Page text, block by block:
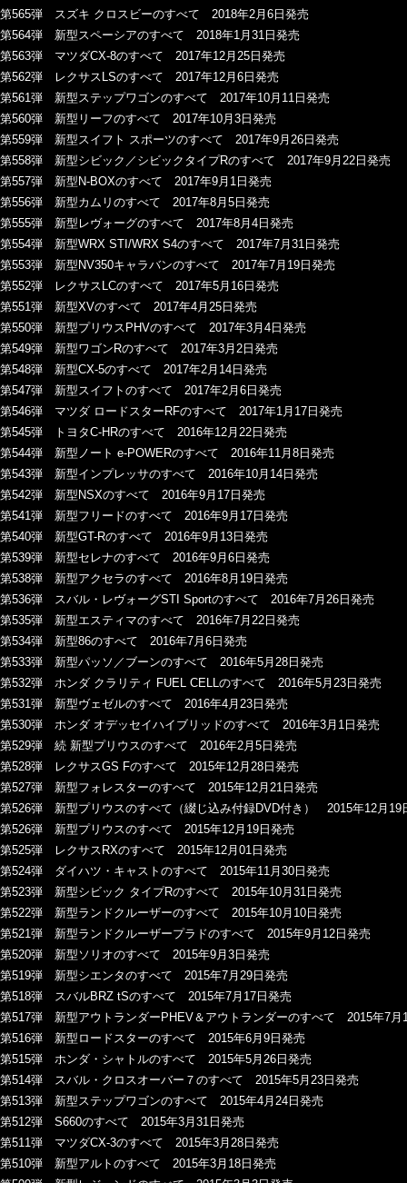
第565弾 スズキ クロスビーのすべて 2018年2月6日発売
第564弾 新型スペーシアのすべて 2018年1月31日発売
第563弾 マツダCX-8のすべて 2017年12月25日発売
第562弾 レクサスLSのすべて 2017年12月6日発売
第561弾 新型ステップワゴンのすべて 2017年10月11日発売
第560弾 新型リーフのすべて 2017年10月3日発売
第559弾 新型スイフト スポーツのすべて 2017年9月26日発売
第558弾 新型シビック／シビックタイプRのすべて 2017年9月22日発売
第557弾 新型N-BOXのすべて 2017年9月1日発売
第556弾 新型カムリのすべて 2017年8月5日発売
第555弾 新型レヴォーグのすべて 2017年8月4日発売
第554弾 新型WRX STI/WRX S4のすべて 2017年7月31日発売
第553弾 新型NV350キャラバンのすべて 2017年7月19日発売
第552弾 レクサスLCのすべて 2017年5月16日発売
第551弾 新型XVのすべて 2017年4月25日発売
第550弾 新型プリウスPHVのすべて 2017年3月4日発売
第549弾 新型ワゴンRのすべて 2017年3月2日発売
第548弾 新型CX-5のすべて 2017年2月14日発売
第547弾 新型スイフトのすべて 2017年2月6日発売
第546弾 マツダ ロードスターRFのすべて 2017年1月17日発売
第545弾 トヨタC-HRのすべて 2016年12月22日発売
第544弾 新型ノート e-POWERのすべて 2016年11月8日発売
第543弾 新型インプレッサのすべて 2016年10月14日発売
第542弾 新型NSXのすべて 2016年9月17日発売
第541弾 新型フリードのすべて 2016年9月17日発売
第540弾 新型GT-Rのすべて 2016年9月13日発売
第539弾 新型セレナのすべて 2016年9月6日発売
第538弾 新型アクセラのすべて 2016年8月19日発売
第536弾 スバル・レヴォーグSTI Sportのすべて 2016年7月26日発売
第535弾 新型エスティマのすべて 2016年7月22日発売
第534弾 新型86のすべて 2016年7月6日発売
第533弾 新型パッソ／ブーンのすべて 2016年5月28日発売
第532弾 ホンダ クラリティ FUEL CELLのすべて 2016年5月23日発売
第531弾 新型ヴェゼルのすべて 2016年4月23日発売
第530弾 ホンダ オデッセイハイブリッドのすべて 2016年3月1日発売
第529弾 続 新型プリウスのすべて 2016年2月5日発売
第528弾 レクサスGS Fのすべて 2015年12月28日発売
第527弾 新型フォレスターのすべて 2015年12月21日発売
第526弾 新型プリウスのすべて（綴じ込み付録DVD付き） 2015年12月19
第526弾 新型プリウスのすべて 2015年12月19日発売
第525弾 レクサスRXのすべて 2015年12月01日発売
第524弾 ダイハツ・キャストのすべて 2015年11月30日発売
第523弾 新型シビック タイプRのすべて 2015年10月31日発売
第522弾 新型ランドクルーザーのすべて 2015年10月10日発売
第521弾 新型ランドクルーザープラドのすべて 2015年9月12日発売
第520弾 新型ソリオのすべて 2015年9月3日発売
第519弾 新型シエンタのすべて 2015年7月29日発売
第518弾 スバルBRZ tSのすべて 2015年7月17日発売
第517弾 新型アウトランダーPHEV＆アウトランダーのすべて 2015年7月
第516弾 新型ロードスターのすべて 2015年6月9日発売
第515弾 ホンダ・シャトルのすべて 2015年5月26日発売
第514弾 スバル・クロスオーバー７のすべて 2015年5月23日発売
第513弾 新型ステップワゴンのすべて 2015年4月24日発売
第512弾 S660のすべて 2015年3月31日発売
第511弾 マツダCX-3のすべて 2015年3月28日発売
第510弾 新型アルトのすべて 2015年3月18日発売